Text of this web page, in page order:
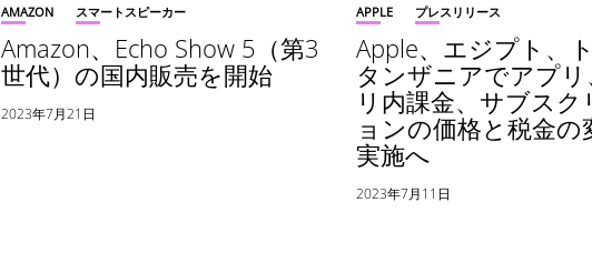
AMAZON スマートスピーカー
Amazon、Echo Show 5（第3
世代）の国内販売を開始
2023年7月21日
APPLE プレスリリース
Apple、エジプト、ト
タンザニアでアプ
リ内課金、サブスク
ョンの価格と税金の
実施へ
2023年7月11日